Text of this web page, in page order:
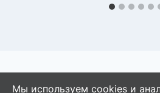
Мы используем cookies и